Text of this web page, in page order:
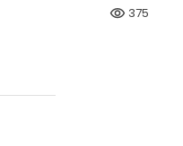
visibility 375